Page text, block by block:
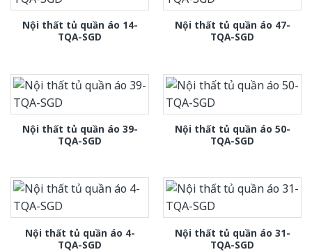
Nội thất tủ quần áo 14-
TQA-SGD
Nội thất tủ quần áo 47-
TQA-SGD
Nội thất tủ quần áo 39-
TQA-SGD
Nội thất tủ quần áo 50-
TQA-SGD
Nội thất tủ quần áo 4-
TQA-SGD
Nội thất tủ quần áo 31-
TQA-SGD